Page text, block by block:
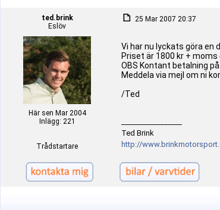
ted.brink
Eslöv
Här sen Mar 2004
Inlägg: 221
Trådstartare
25 Mar 2007 20:37
Vi har nu lyckats göra en
Priset är 1800 kr +
OBS Kontant betalning
Meddela via mejl om ni
/Ted
Ted Brink
http://